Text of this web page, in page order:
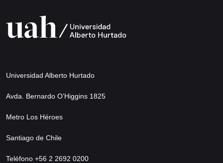
Universidad Alberto Hurtado
Avda. Bernardo O’Higgins 1825
Metro Los Héroes
Santiago de Chile
Teléfono +56 2 2692 0200